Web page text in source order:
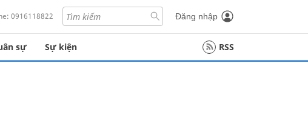
0916118822 Đăng nhập
sự Sự kiện RSS